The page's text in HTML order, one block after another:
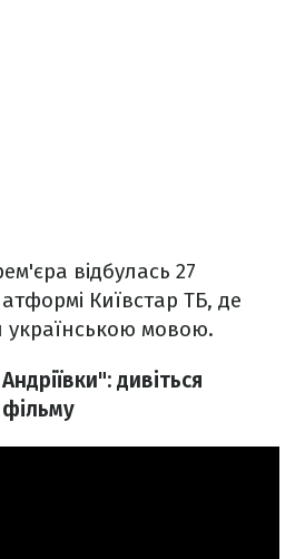
відбулась 27
Київстар ТБ, де
українською мовою.
дивіться